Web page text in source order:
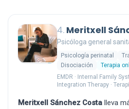
4. Meritxell
Psicóloga general
Psicología perinatal
Disociación
Terapia
EMDR · Internal Family
Integration Therapy ·
Meritxell Sánchez Costa lleva